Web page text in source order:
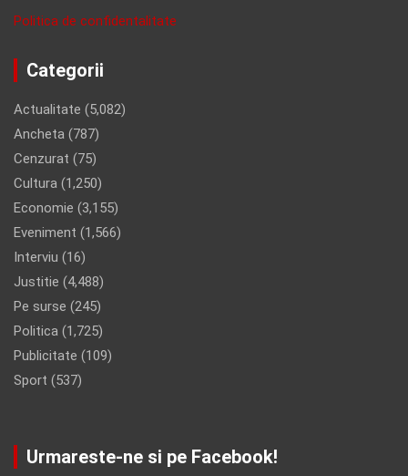
Politica de confidentalitate
Categorii
Actualitate (5,082)
Ancheta (787)
Cenzurat (75)
Cultura (1,250)
Economie (3,155)
Eveniment (1,566)
Interviu (16)
Justitie (4,488)
Pe surse (245)
Politica (1,725)
Publicitate (109)
Sport (537)
Urmareste-ne si pe Facebook!